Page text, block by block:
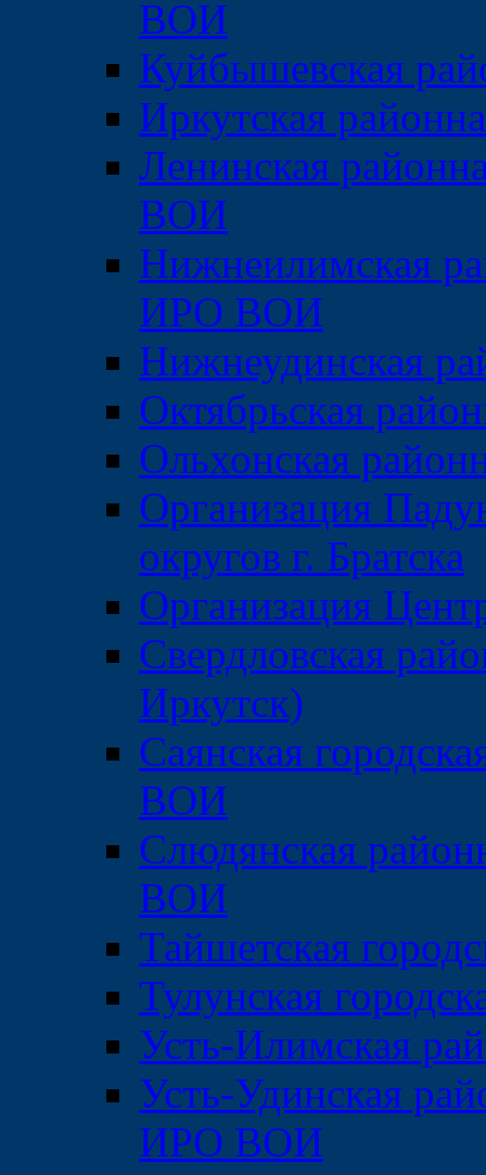
ВОИ
Куйбышевская
Иркутская
Ленинская
ВОИ
Нижнеилимская
ИРО ВОИ
Нижнеудинская
Октябрьская
Ольхонская
Организация
округов г. Братска
Организация
Свердловская
Иркутск)
Саянская
ВОИ
Слюдянская
ВОИ
Тайшетская
Тулунская
Усть-Илимская
Усть-Удинская
ИРО ВОИ